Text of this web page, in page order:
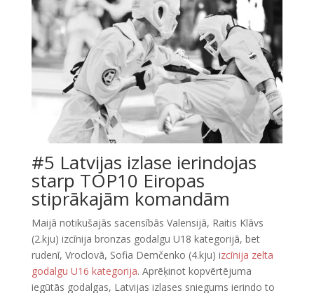
#5 Latvijas izlase ierindojas
starp TOP10 Eiropas
stiprākajām komandām
Maijā notikušajās sacensībās Valensijā, Raitis Klāvs
(2.kju) izcīnija bronzas godalgu U18 kategorijā, bet
rudenī, Vroclovā, Sofia Demčenko (4.kju) izcīnija zelta
godalgu U16 kategorija. Aprēķinot kopvērtējuma
iegūtās godalgas, Latvijas izlases sniegums ierindo to